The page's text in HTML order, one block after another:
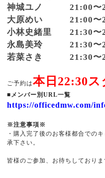
神城ユノ 21:00〜
大原めい 21:00〜
小林史緒里 21:30〜
永島美玲 21:30〜
若菜さき 21:30〜
ご予約は本日22:30
■メンバー別URL一覧
https://officedmw.com/
※注意事項※
・購入完了後のお客様都合での
承下さい。
皆様のご参加、お待ちしておりま